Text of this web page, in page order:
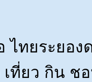
ไทยระยอง
ที่ยว กิน ช